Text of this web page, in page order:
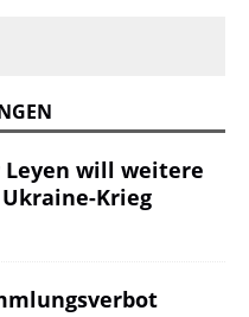
Leyen will weitere
Krieg